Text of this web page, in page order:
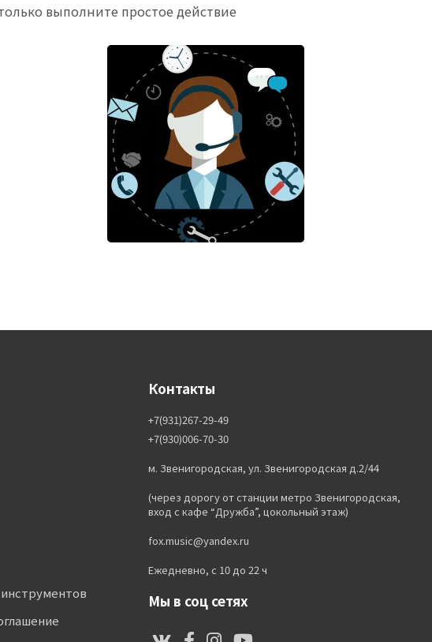
выполните простое действие
Контакты
+7(931)267-29-49
+7(930)006-70-30
м. Звенигородская, ул. Звенигородская д.2/44
(через дорогу от станции метро Звенигородская,
вход с кафе “Дружба”, цокольный этаж)
fox.music@yandex.ru
Ежедневно, с 10 до 22 ч
Мы в соц сетях